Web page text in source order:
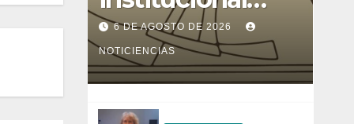
entre la Facultad
de Ciencias y el
Ministerio de
6 DE AGOSTO DE 2026
NOTICIENCIAS